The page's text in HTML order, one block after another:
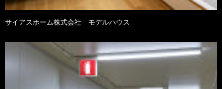
サイアスホーム株式会社 モデルハウス